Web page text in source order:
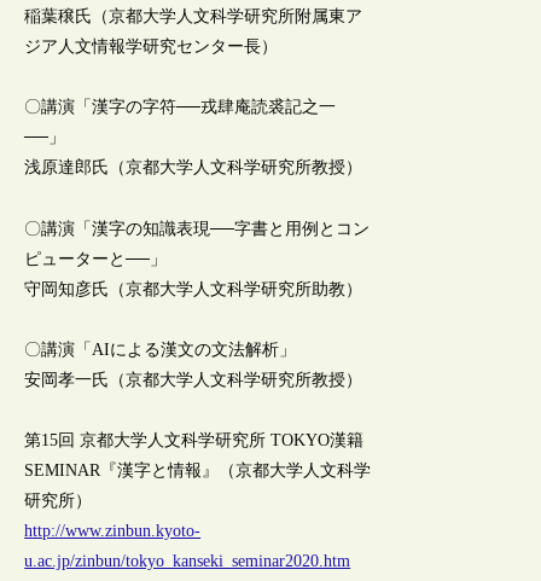
稲葉穣氏（京都大学人文科学研究所附属東ア
ジア人文情報学研究センター長）
〇講演「漢字の字符──戎肆庵読裘記之一
──」
浅原達郎氏（京都大学人文科学研究所教授）
〇講演「漢字の知識表現──字書と用例とコン
ピューターと──」
守岡知彦氏（京都大学人文科学研究所助教）
〇講演「AIによる漢文の文法解析」
安岡孝一氏（京都大学人文科学研究所教授）
第15回 京都大学人文科学研究所 TOKYO漢籍
SEMINAR『漢字と情報』（京都大学人文科学
研究所）
http://www.zinbun.kyoto-
u.ac.jp/zinbun/tokyo_kanseki_seminar2020.htm